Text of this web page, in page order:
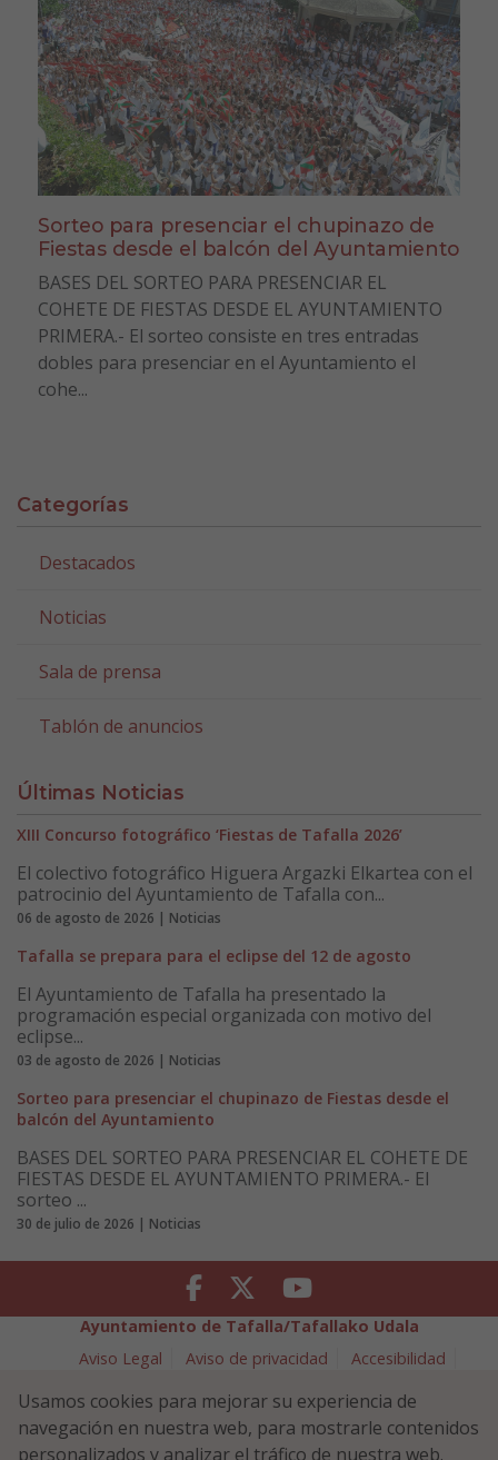
Sorteo para presenciar el chupinazo de
Fiestas desde el balcón del Ayuntamiento
BASES DEL SORTEO PARA PRESENCIAR EL
COHETE DE FIESTAS DESDE EL AYUNTAMIENTO
PRIMERA.- El sorteo consiste en tres entradas
dobles para presenciar en el Ayuntamiento el
cohe...
Categorías
Destacados
Noticias
Sala de prensa
Tablón de anuncios
Últimas Noticias
XIII Concurso fotográfico ‘Fiestas de Tafalla 2026’
El colectivo fotográfico Higuera Argazki Elkartea con el
patrocinio del Ayuntamiento de Tafalla con...
06 de agosto de 2026 | Noticias
Tafalla se prepara para el eclipse del 12 de agosto
El Ayuntamiento de Tafalla ha presentado la
programación especial organizada con motivo del
eclipse...
03 de agosto de 2026 | Noticias
Sorteo para presenciar el chupinazo de Fiestas desde el
balcón del Ayuntamiento
BASES DEL SORTEO PARA PRESENCIAR EL COHETE DE
FIESTAS DESDE EL AYUNTAMIENTO PRIMERA.- El
sorteo ...
30 de julio de 2026 | Noticias
Facebook Twitter Youtube
Ayuntamiento de Tafalla/Tafallako Udala
Aviso Legal
Aviso de privacidad
Accesibilidad
Política de Seguridad de la Información
Plaza Navarra 5 - 31300 Tafalla (NAVARRA)
948 70 18 11
Usamos cookies para mejorar su experiencia de
navegación en nuestra web, para mostrarle contenidos
personalizados y analizar el tráfico de nuestra web.